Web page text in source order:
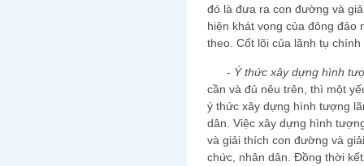
đó là đưa ra con đường và
hiện khát vọng của đông
theo. Cốt lõi của lãnh tụ chính
- Ý thức xây dựng hình
cần và đủ nêu trên, thì một
ý thức xây dựng hình tượng
dân. Việc xây dựng hình
và giải thích con đường và
chức, nhân dân. Đồng thời